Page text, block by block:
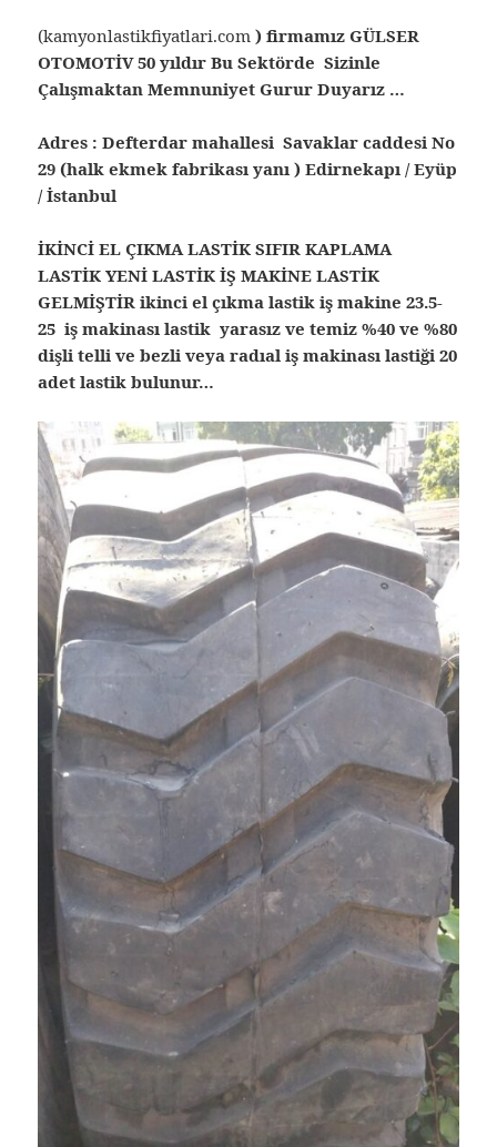
(kamyonlastikfiyatlari.com ) firmamız GÜLSER
OTOMOTİV 50 yıldır Bu Sektörde Sizinle
Çalışmaktan Memnuniyet Gurur Duyarız …
Adres : Defterdar mahallesi Savaklar caddesi No
29 (halk ekmek fabrikası yanı ) Edirnekapı / Eyüp
/ İstanbul
İKİNCİ EL ÇIKMA LASTİK SIFIR KAPLAMA
LASTİK YENİ LASTİK İŞ MAKİNE LASTİK
GELMİŞTİR ikinci el çıkma lastik iş makine 23.5-
25 iş makinası lastik yarasız ve temiz %40 ve %80
dişli telli ve bezli veya radıal iş makinası lastiği 20
adet lastik bulunur…